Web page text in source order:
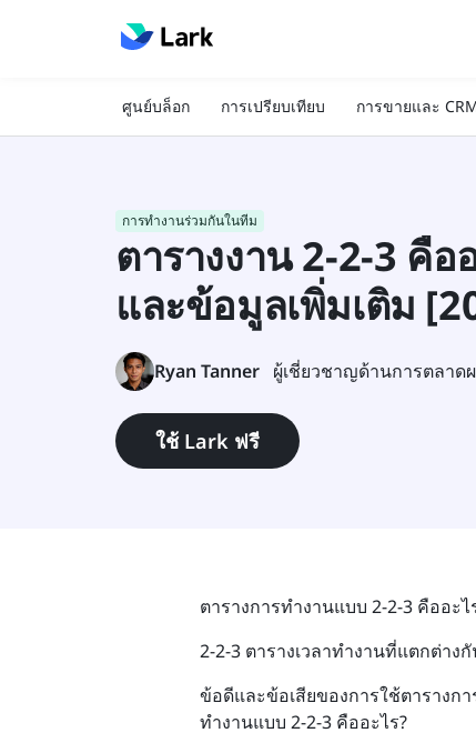
ศูนย์บล็อก การเปรียบเทียบ การขายและ
การทำงานร่วมกันในทีม
ตารางงาน 2-2-3 คือ
และข้อมูลเพิ่มเติม
Ryan Tanner ผู้เชี่ยวชาญด้านการตลา
ใช้ Lark ฟรี
ตารางการทำงานแบบ 2-2-3 คืออะไ
2-2-3 ตารางเวลาทำงานที่แตกต่าง
ข้อดีและข้อเสียของการใช้ตารางกา
ทำงานแบบ 2-2-3 คืออะไร?